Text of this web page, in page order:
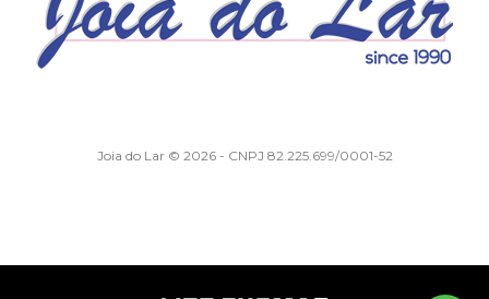
Joia do Lar © 2026 - CNPJ 82.225.699/0001-52